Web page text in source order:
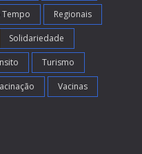
Tempo Regionais
Solidariedade
Turismo
Vacinas